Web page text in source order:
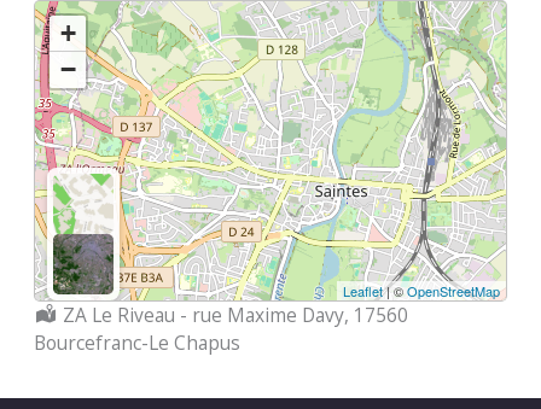
+
−
Leaflet| ©OpenStreetMap
Localisation :
ZA Le Riveau - rue Maxime Davy, 17560
Bourcefranc-Le Chapus